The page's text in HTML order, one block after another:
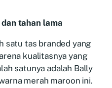
tahan lama
satu tas branded yang
kualitasnya yang
satunya adalah Bally
merah maroon ini.